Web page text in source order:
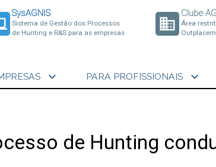
SysAGNIS
Sistema de Gestão dos Processos
de Hunting e R&S para as empresas
business
Clube
Área
expand_more PARA PROFISSIONAIS expand_more
de Hunting